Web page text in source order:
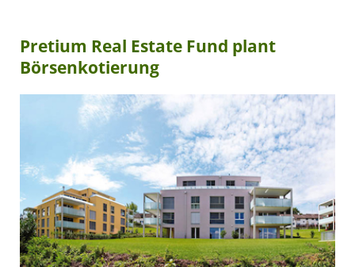
Pretium Real Estate Fund plant
Börsenkotierung